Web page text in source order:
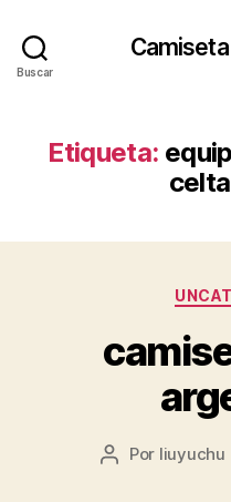
Buscar
Etiqueta:
Autor
Por liuyuchu